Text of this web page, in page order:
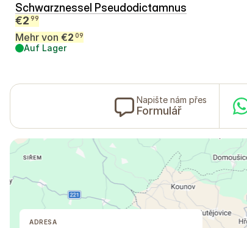
Schwarznessel Pseudodictamnus
€2 99
Mehr von €2 09
Auf Lager
Napište nám přes
Formulář
ADRESA